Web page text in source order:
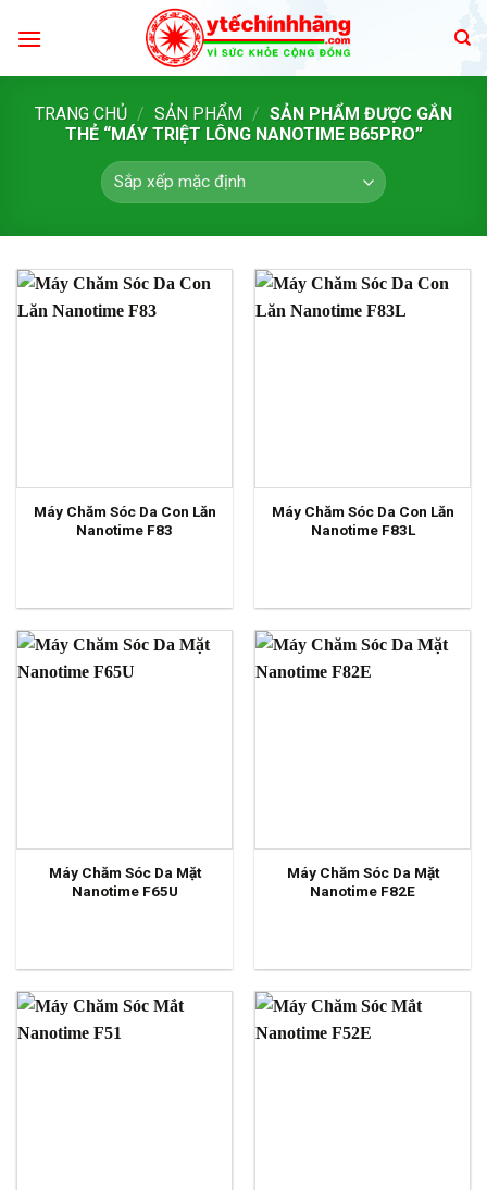
TRANG CHỦ / SẢN PHẨM / SẢN PHẨM ĐƯỢC GẮN
THẺ “MÁY TRIỆT LÔNG NANOTIME B65PRO”
Máy Chăm Sóc Da Con Lăn
Nanotime F83
Máy Chăm Sóc Da Con Lăn
Nanotime F83L
Máy Chăm Sóc Da Mặt
Nanotime F65U
Máy Chăm Sóc Da Mặt
Nanotime F82E